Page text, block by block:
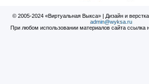
© 2005-2024 «Виртуальная Выкса» | Дизайн и
admin@wyksa.ru
При любом использовании материалов сайта ссылка